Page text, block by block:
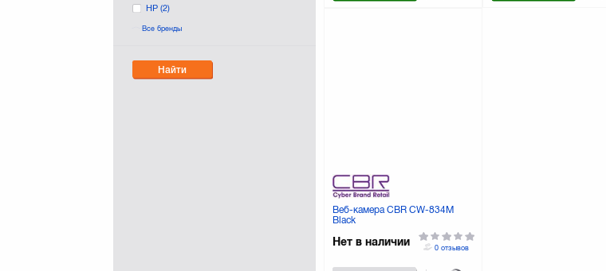
HP(2)
LOGITECH
Maxxter(1)
Microsoft(5)
Все бренды
Найти
Веб-камера CBR CW-834M
Black
Нет в наличии 0 отзывов